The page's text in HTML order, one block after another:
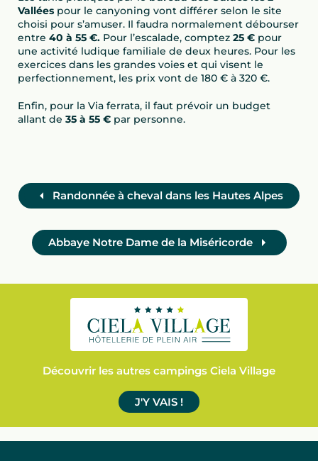
Vallées pour le canyoning vont différer selon le site
choisi pour s’amuser. Il faudra normalement débourser
entre 40 à 55 €. Pour l’escalade, comptez 25 € pour
une activité ludique familiale de deux heures. Pour les
exercices dans les grandes voies et qui visent le
perfectionnement, les prix vont de 180 € à 320 €.
Enfin, pour la Via ferrata, il faut prévoir un budget
allant de 35 à 55 € par personne.
Randonnée à cheval dans les Hautes Alpes
Abbaye Notre Dame de la Miséricorde
Découvrir les autres campings Ciela Village
J'Y VAIS !